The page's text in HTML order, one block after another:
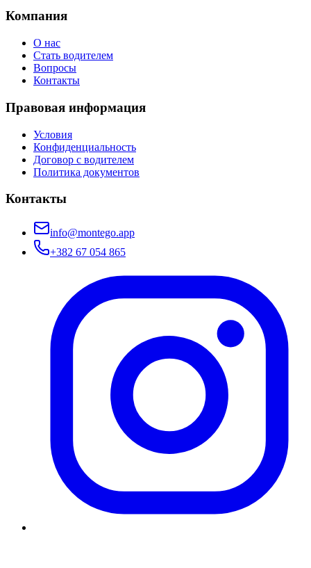
Компания
О нас
Стать водителем
Вопросы
Контакты
Правовая информация
Условия
Конфиденциальность
Договор с водителем
Политика документов
Контакты
info@montego.app
+382 67 054 865